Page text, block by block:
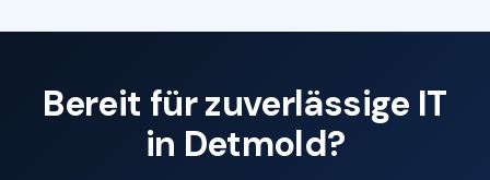
Bereit für zuverlässige IT
in Detmold?